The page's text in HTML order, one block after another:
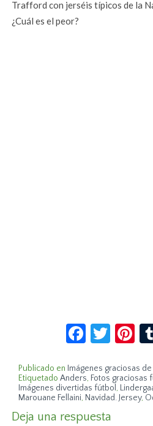
Trafford con jerséis típicos de la
¿Cuál es el peor?
Publicado en Imágenes graciosas
Etiquetado Anders, Fotos graciosas
Imágenes divertidas fútbol ,
Marouane Fellaini, Navidad. Jersey,
Deja una respuesta